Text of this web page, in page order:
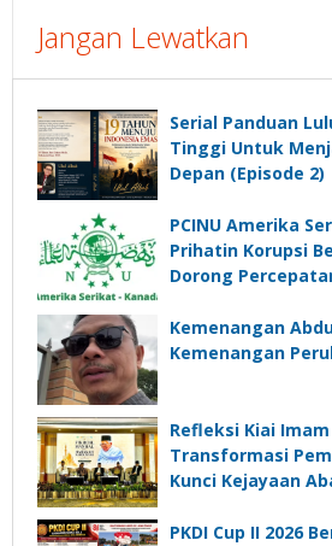
Jangan Lewatkan
Serial Panduan
Tinggi Untuk
Depan (Episode 2)
PCINU Amerika
Prihatin Korupsi
Dorong
Kemenangan
Kemenangan
Refleksi Kiai Imam
Transformasi
Kunci Kejayaan
PKDI Cup II 2026